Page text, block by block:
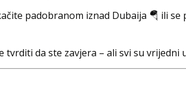
padobranom iznad Dubaija 🪂 ili
tvrditi da ste zavjera – ali svi su vrijedni